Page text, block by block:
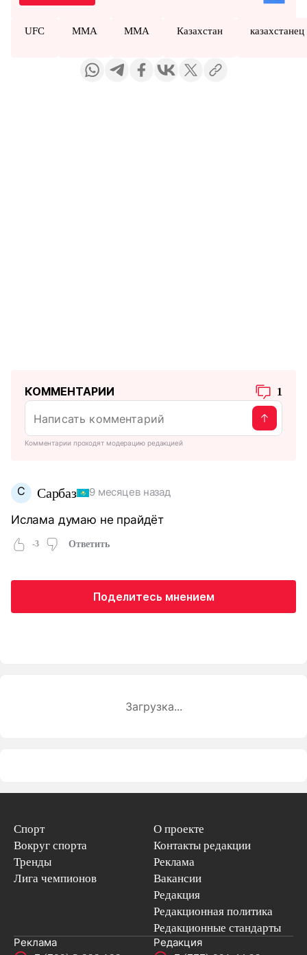
UFC MMA ММА Казахстан казахстанец
КОММЕНТАРИИ 1
Комментарии проходят модерацию редакцией
С Сарбаз 9 месяцев назад
Ислама думаю не прайдёт
-3 Ответить
Поделитесь мнением
Загрузка...
Спорт
Вокруг спорта
Тренды
Лига чемпионов
О проекте
Контакты редакции
Реклама
Вакансии
Редакция
Редакционная политика
Редакционные стандарты
Реклама Редакция